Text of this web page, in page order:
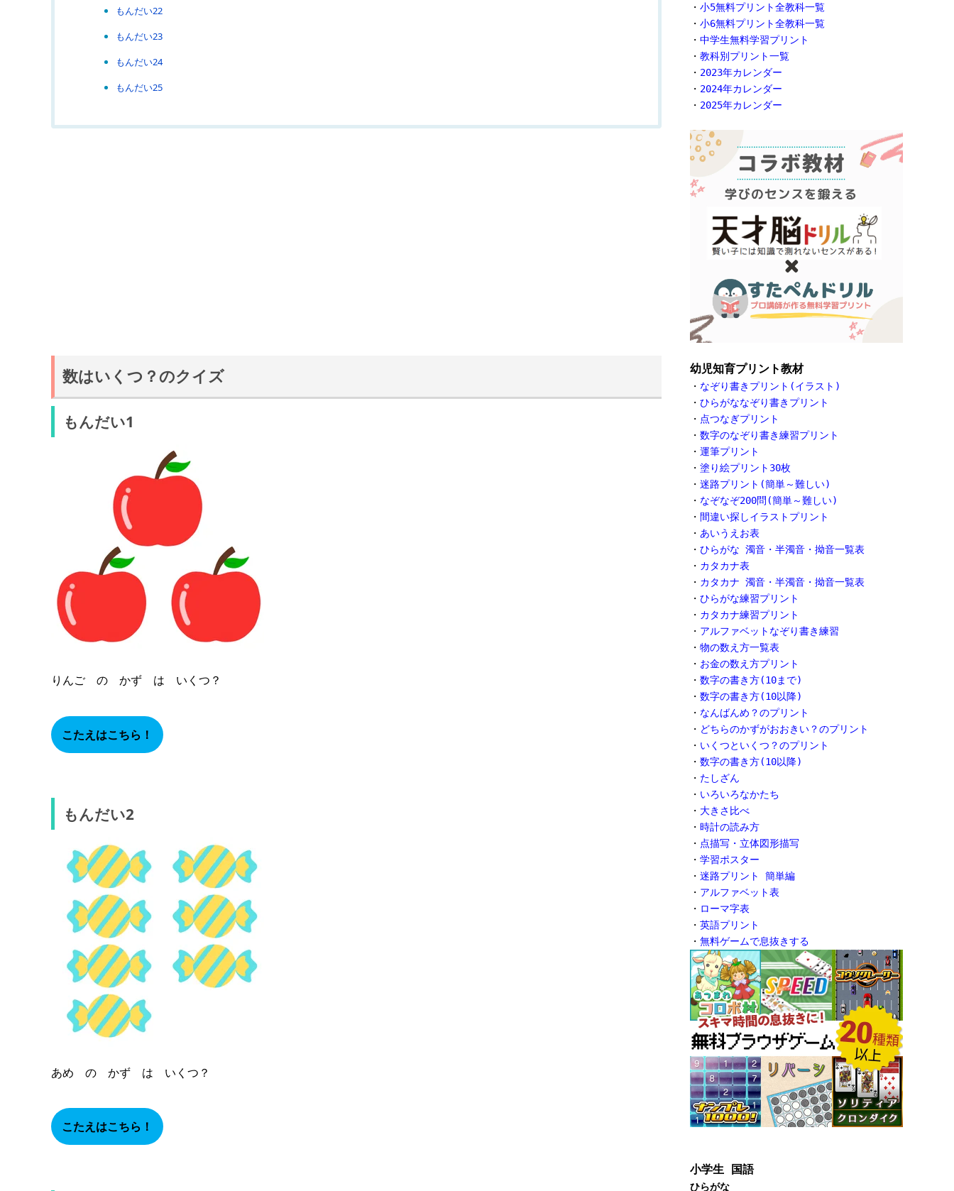
もんだい22
もんだい23
もんだい24
もんだい25
数はいくつ？のクイズ
もんだい1
りんご の かず は いくつ？
こたえはこちら！
もんだい2
あめ の かず は いくつ？
こたえはこちら！
・ 小5無料プリント全教科一覧
・ 小6無料プリント全教科一覧
・ 中学生無料学習プリント
・ 教科別プリント一覧
・ 2023年カレンダー
・ 2024年カレンダー
・ 2025年カレンダー
幼児知育プリント教材
・ なぞり書きプリント(イラスト)
・ ひらがななぞり書きプリント
・ 点つなぎプリント
・ 数字のなぞり書き練習プリント
・ 運筆プリント
・ 塗り絵プリント30枚
・ 迷路プリント(簡単～難しい)
・ なぞなぞ200問(簡単～難しい)
・ 間違い探しイラストプリント
・ あいうえお表
・ ひらがな 濁音・半濁音・拗音一覧表
・ カタカナ表
・ カタカナ 濁音・半濁音・拗音一覧表
・ ひらがな練習プリント
・ カタカナ練習プリント
・ アルファベットなぞり書き練習
・ 物の数え方一覧表
・ お金の数え方プリント
・ 数字の書き方(10まで)
・ 数字の書き方(10以降)
・ なんばんめ？のプリント
・ どちらのかずがおおきい？のプリント
・ いくつといくつ？のプリント
・ 数字の書き方(10以降)
・ たしざん
・ いろいろなかたち
・ 大きさ比べ
・ 時計の読み方
・ 点描写・立体図形描写
・ 学習ポスター
・ 迷路プリント 簡単編
・ アルファベット表
・ ローマ字表
・ 英語プリント
・ 無料ゲームで息抜きする
小学生 国語
ひらがな